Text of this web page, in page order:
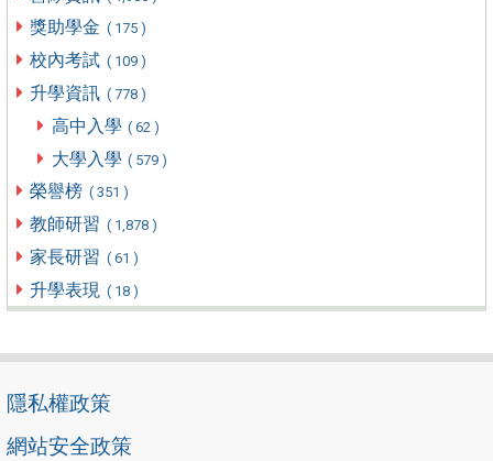
獎助學金 ( 175 )
校內考試 ( 109 )
升學資訊 ( 778 )
高中入學 ( 62 )
大學入學 ( 579 )
榮譽榜 ( 351 )
教師研習 ( 1,878 )
家長研習 ( 61 )
升學表現 ( 18 )
隱私權政策
網站安全政策